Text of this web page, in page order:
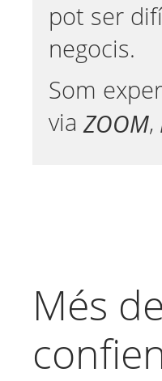
pot ser
negocis.
Som
via ZOOM,
Més